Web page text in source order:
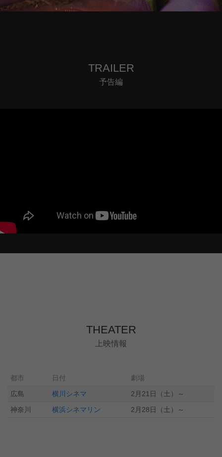
TRAILER
予告編
THEATER
上映情報
都市 日付
劇場
広島
横川シネマ
2月21日（土）～
神奈川
横浜シネマリン 2月28日（土）～